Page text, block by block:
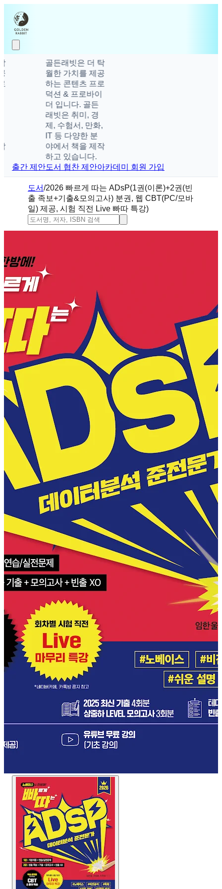
골든래빗은 더 탁
월한 가치를 제공
하는 콘텐츠 프로
덕션 & 프로바이
더 입니다. 골든
래빗은 취미, 경
제, 수험서, 만화,
IT 등 다양한 분
야에서 책을 제작
하고 있습니다.
출간 제안도서 협찬 제안아카데미 회원 가입
도서/2026 빠르게 따는 ADsP(1권(이론)+2권(빈
출 족보+기출&모의고사) 분권, 웹 CBT(PC/모바
일) 제공, 시험 직전 Live 빠따 특강)